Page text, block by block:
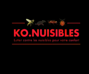
contenu